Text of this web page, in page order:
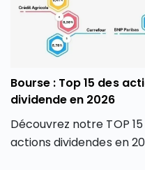
Bourse : Top 15 des
dividende en 2026
Découvrez notre TOP
actions dividendes en